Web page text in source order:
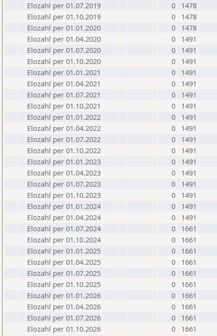
Elozahl per 01.07.2019
0
1478
Elozahl per 01.10.2019
0
1478
Elozahl per 01.01.2020
0
1478
Elozahl per 01.04.2020
0
1491
Elozahl per 01.07.2020
0
1491
Elozahl per 01.10.2020
0
1491
Elozahl per 01.01.2021
0
1491
Elozahl per 01.04.2021
0
1491
Elozahl per 01.07.2021
0
1491
Elozahl per 01.10.2021
0
1491
Elozahl per 01.01.2022
0
1491
Elozahl per 01.04.2022
0
1491
Elozahl per 01.07.2022
0
1491
Elozahl per 01.10.2022
0
1491
Elozahl per 01.01.2023
0
1491
Elozahl per 01.04.2023
0
1491
Elozahl per 01.07.2023
0
1491
Elozahl per 01.10.2023
0
1491
Elozahl per 01.01.2024
0
1491
Elozahl per 01.04.2024
0
1491
Elozahl per 01.07.2024
0
1661
Elozahl per 01.10.2024
0
1661
Elozahl per 01.01.2025
0
1661
Elozahl per 01.04.2025
0
1661
Elozahl per 01.07.2025
0
1661
Elozahl per 01.10.2025
0
1661
Elozahl per 01.01.2026
0
1661
Elozahl per 01.04.2026
0
1661
Elozahl per 01.07.2026
0
1661
Elozahl per 01.10.2026
0 1661